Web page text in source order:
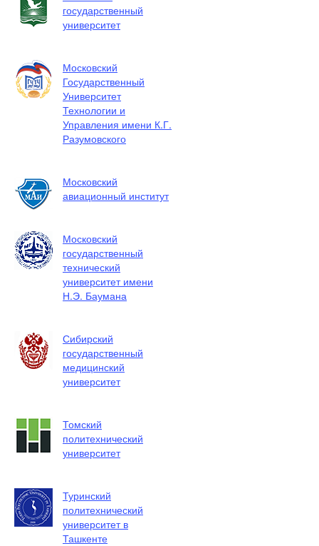
государственный
университет
Московский
Государственный
Университет
Технологии и
Управления имени К.Г.
Разумовского
Московский
авиационный институт
Московский
государственный
технический
университет имени
Н.Э. Баумана
Сибирский
государственный
медицинский
университет
Томский
политехнический
университет
Туринский
политехнический
университет в
Ташкенте